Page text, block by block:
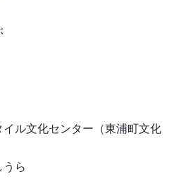
イル文化センター（東浦町文化
うら